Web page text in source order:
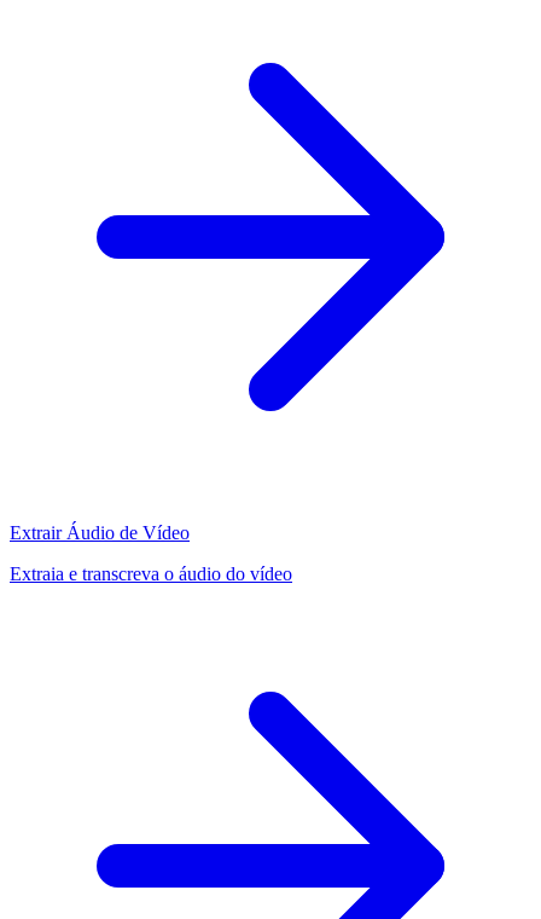
Extrair Áudio de Vídeo
Extraia e transcreva o áudio do vídeo